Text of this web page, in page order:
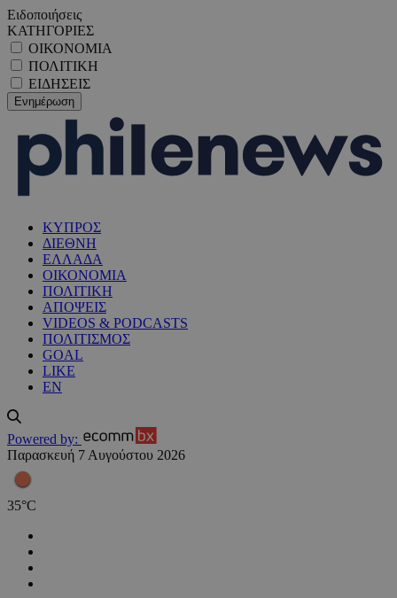
Ειδοποιήσεις
ΚΑΤΗΓΟΡΙΕΣ
ΟΙΚΟΝΟΜΙΑ
ΠΟΛΙΤΙΚΗ
ΕΙΔΗΣΕΙΣ
ΚΥΠΡΟΣ
ΔΙΕΘΝΗ
ΕΛΛΑΔΑ
ΟΙΚΟΝΟΜΙΑ
ΠΟΛΙΤΙΚΗ
ΑΠΟΨΕΙΣ
VIDEOS & PODCASTS
ΠΟΛΙΤΙΣΜΟΣ
GOAL
LIKE
EN
Powered by:
Παρασκευή 7 Αυγούστου 2026
35°C